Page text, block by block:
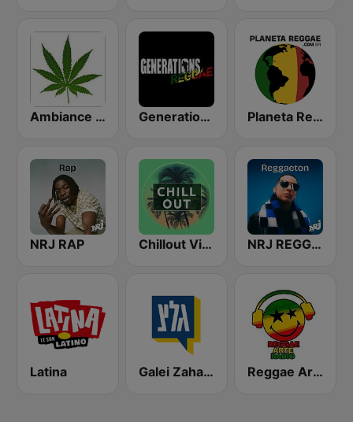
Ambiance Reggae Generations Reggae Planeta Reggae
NRJ RAP Chillout Vibes NRJ REGGAETON
Latina Galei Zahal (גלי צה"ל) Reggae Arte